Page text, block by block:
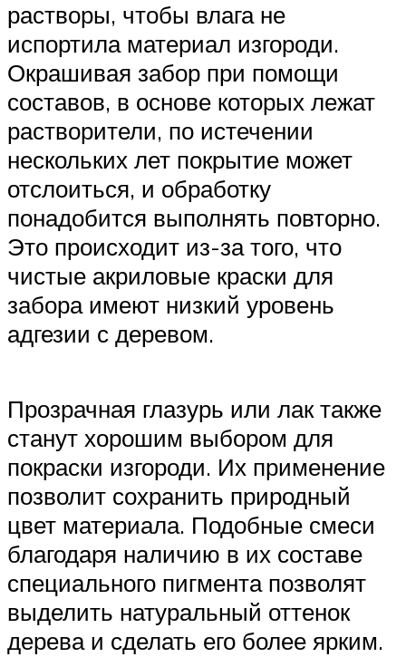
растворы, чтобы влага не
испортила материал изгороди.
Окрашивая забор при помощи
составов, в основе которых лежат
растворители, по истечении
нескольких лет покрытие может
отслоиться, и обработку
понадобится выполнять повторно.
Это происходит из-за того, что
чистые акриловые краски для
забора имеют низкий уровень
адгезии с деревом.
Прозрачная глазурь или лак также
станут хорошим выбором для
покраски изгороди. Их применение
позволит сохранить природный
цвет материала. Подобные смеси
благодаря наличию в их составе
специального пигмента позволят
выделить натуральный оттенок
дерева и сделать его более ярким.